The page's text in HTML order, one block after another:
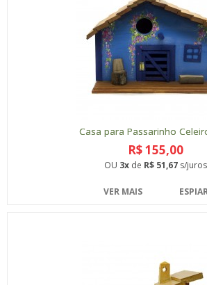
Casa para Passarinho
R$ 155,00
OU 3x de R$ 51,67 s/juros
VER MAIS